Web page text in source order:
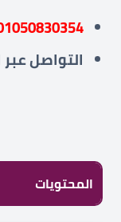
التواصل عبر
المحتويات